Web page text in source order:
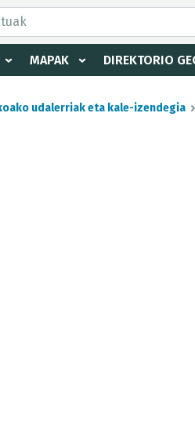
MAPAK DIREKTORIO
udalerriak eta kale-izendegia